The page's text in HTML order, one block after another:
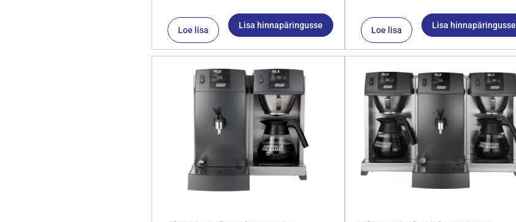
Loe lisa Lisa hinnapäringusse Loe lisa Lisa hinnapäringusse